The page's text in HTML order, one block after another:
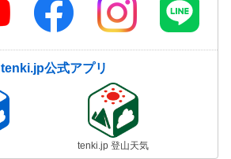
tenki.jp公式アプリ
tenki.jp 登山天気